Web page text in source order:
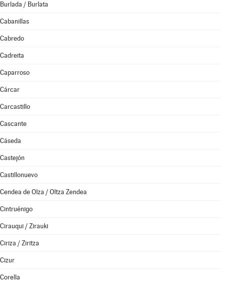
Burlada / Burlata
Cabanillas
Cabredo
Cadreita
Caparroso
Cárcar
Carcastillo
Cascante
Cáseda
Castejón
Castillonuevo
Cendea de Olza / Oltza Zendea
Cintruénigo
Cirauqui / Zirauki
Ciriza / Ziritza
Cizur
Corella